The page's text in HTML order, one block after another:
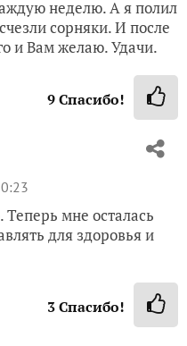
неделю. А я полил
сорняки. И после
и Вам желаю. Удачи.
9Спасибо!
Теперь мне осталась
для здоровья и
3Спасибо!